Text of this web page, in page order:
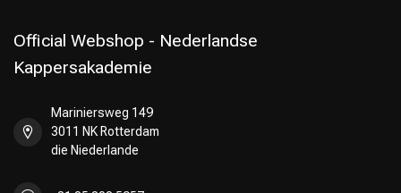
Official Webshop - Nederlandse
Kappersakademie
Mariniersweg 149
3011 NK Rotterdam
die Niederlande